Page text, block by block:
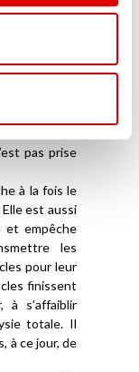
Cérébral)
n’est plus
qui lui sont
du
pas prise
à la fois le
est aussi
et empêche
les
pour leur
finissent
à s’affaiblir
totale. Il
à ce jour, de